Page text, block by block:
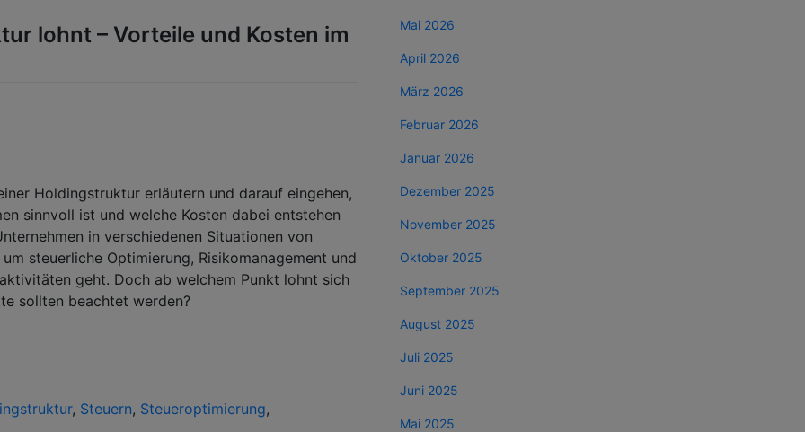
lohnt – Vorteile und Kosten im
Holdingstruktur erläutern und darauf eingehen,
sinnvoll ist und welche Kosten dabei entstehen
in verschiedenen Situationen von
steuerliche Optimierung, Risikomanagement und
geht. Doch ab welchem Punkt lohnt sich
sollten beachtet werden?
, Steuern, Steueroptimierung,
Mai 2026
April 2026
März 2026
Februar 2026
Januar 2026
Dezember 2025
November 2025
Oktober 2025
September 2025
August 2025
Juli 2025
Juni 2025
Mai 2025